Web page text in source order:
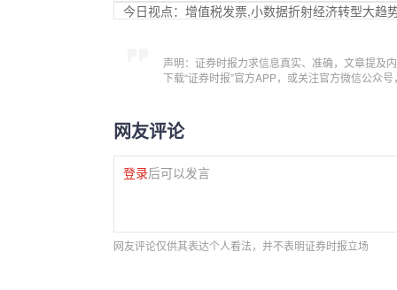
今日视点：增值税发票,小数据折射经济转型大趋
声明：证券时报力求信息真实、准确，文章提及
下载“证券时报”官方APP，或关注官方微信公众
网友评论
登录后可以发言
网友评论仅供其表达个人看法，并不表明证券时报立场